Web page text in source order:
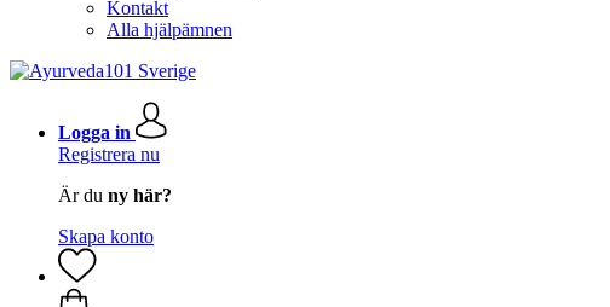
Kontakt
Alla hjälpämnen
Logga in
Registrera nu
Är du ny här?
Skapa konto